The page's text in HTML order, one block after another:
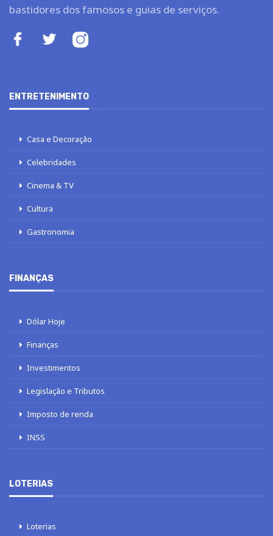
bastidores dos famosos e guias de serviços.
ENTRETENIMENTO
Casa e Decoração
Celebridades
Cinema & TV
Cultura
Gastronomia
FINANÇAS
Dólar Hoje
Finanças
Investimentos
Legislação e Tributos
Imposto de renda
INSS
LOTERIAS
Loterias